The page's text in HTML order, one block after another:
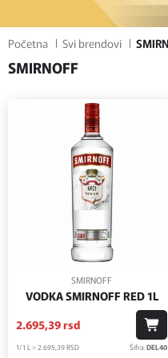
Početna Svi brendovi
SMIRNOFF
SMIRNOFF
VODKA SMIRNOFF RED 1L
2.695,39rsd
1/1 L = 2.695,39RSD Šifra:DEL40